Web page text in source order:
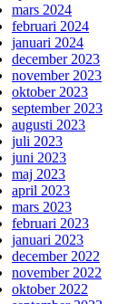
mars 2024
februari 2024
januari 2024
december 2023
november 2023
oktober 2023
september 2023
augusti 2023
juli 2023
juni 2023
maj 2023
april 2023
mars 2023
februari 2023
januari 2023
december 2022
november 2022
oktober 2022